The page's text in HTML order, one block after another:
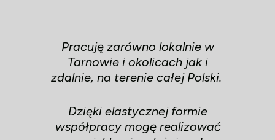
Pracuję zarówno lokalnie w
Tarnowie i okolicach jak i
zdalnie, na terenie całej Polski.
Dzięki elastycznej formie
współpracy mogę realizować